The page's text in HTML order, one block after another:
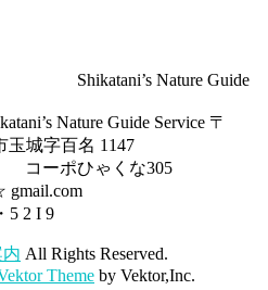
Nature Guide Service 〒
玉城字百名 1147
くな305
☆ gmail.com
5 2 I 9
All Rights Reserved.
Theme by Vektor,Inc.